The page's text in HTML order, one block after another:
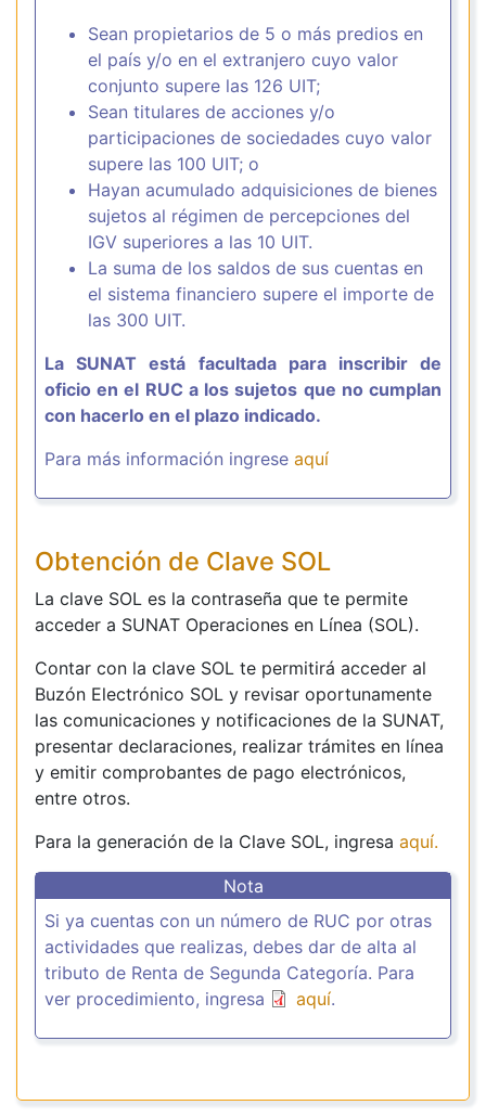
Sean propietarios de 5 o más predios en
el país y/o en el extranjero cuyo valor
conjunto supere las 126 UIT;
Sean titulares de acciones y/o
participaciones de sociedades cuyo valor
supere las 100 UIT; o
Hayan acumulado adquisiciones de bienes
sujetos al régimen de percepciones del
IGV superiores a las 10 UIT.
La suma de los saldos de sus cuentas en
el sistema financiero supere el importe de
las 300 UIT.
La SUNAT está facultada para inscribir de
oficio en el RUC a los sujetos que no cumplan
con hacerlo en el plazo indicado.
Para más información ingrese aquí
Obtención de Clave SOL
La clave SOL es la contraseña que te permite
acceder a SUNAT Operaciones en Línea (SOL).
Contar con la clave SOL te permitirá acceder al
Buzón Electrónico SOL y revisar oportunamente
las comunicaciones y notificaciones de la SUNAT,
presentar declaraciones, realizar trámites en línea
y emitir comprobantes de pago electrónicos,
entre otros.
Para la generación de la Clave SOL, ingresa aquí.
Nota
Si ya cuentas con un número de RUC por otras
actividades que realizas, debes dar de alta al
tributo de Renta de Segunda Categoría. Para
ver procedimiento, ingresa
aquí.